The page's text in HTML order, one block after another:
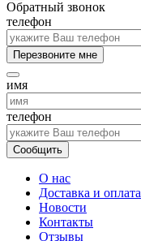
Обратный звонок
телефон
Перезвоните мне
имя
телефон
Сообщить
О нас
Доставка и оплата
Новости
Контакты
Отзывы